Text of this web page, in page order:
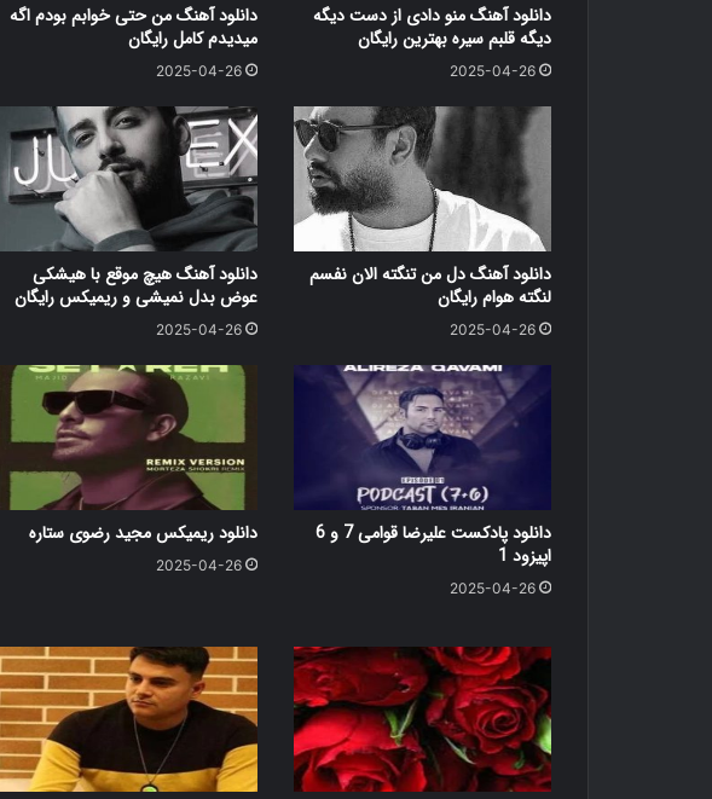
دانلود آهنگ منو دادی از دست دیگه
دیگه قلبم سیره بهترین رایگان
2025-04-26
دانلود آهنگ من حتی خوابم بودم اگه
میدیدم کامل رایگان
2025-04-26
دانلود آهنگ دل من تنگته الان نفسم
لنگته هوام رایگان
2025-04-26
دانلود آهنگ هیچ موقع با هیشکی
عوض بدل نمیشی و ریمیکس رایگان
2025-04-26
دانلود پادکست علیرضا قوامی 7 و 6
اپیزود 1
2025-04-26
دانلود ریمیکس مجید رضوی ستاره
2025-04-26